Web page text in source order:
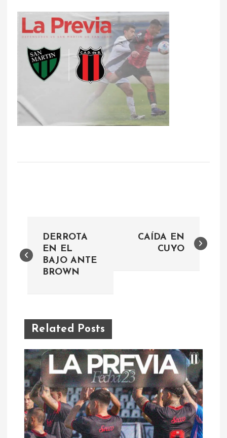
a
a
c
ó
DERROTA
EN EL
BAJO ANTE
BROWN
CAÍDA EN
CUYO
Related Posts